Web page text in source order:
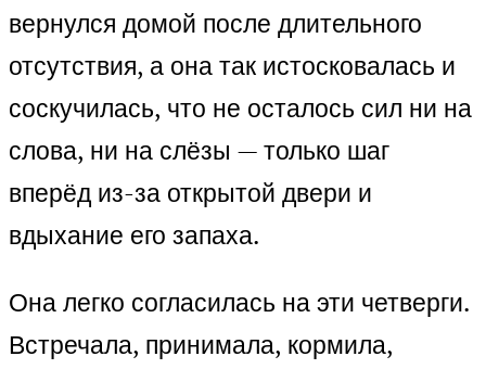
вернулся домой после длительного
отсутствия, а она так истосковалась и
соскучилась, что не осталось сил ни на
слова, ни на слёзы — только шаг
вперёд из-за открытой двери и
вдыхание его запаха.
Она легко согласилась на эти четверги.
Встречала, принимала, кормила,